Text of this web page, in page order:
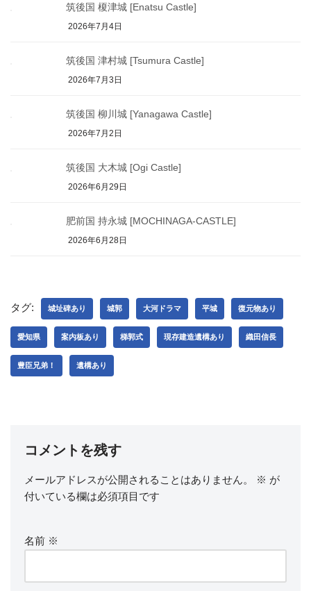
筑後国 榎津城 [Enatsu Castle]
2026年7月4日
筑後国 津村城 [Tsumura Castle]
2026年7月3日
筑後国 柳川城 [Yanagawa Castle]
2026年7月2日
筑後国 大木城 [Ogi Castle]
2026年6月29日
肥前国 持永城 [MOCHINAGA-CASTLE]
2026年6月28日
タグ: 城址碑あり 城郭 大河ドラマ 平城 復元物あり
愛知県 案内板あり 梯郭式 現存建造遺構あり 織田信長
豊臣兄弟！ 遺構あり
コメントを残す
メールアドレスが公開されることはありません。 ※ が
付いている欄は必須項目です
名前 ※